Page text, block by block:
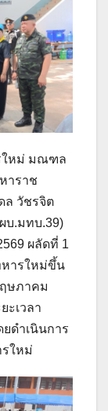
ใหม่ มณฑล
าราช
ล วัชรจิต
บ.มทบ.39)
ผลัดที่ 1
หารใหม่ขึ้น
ษภาคม
ะเวลา
ดำเนินการ
ใหม่